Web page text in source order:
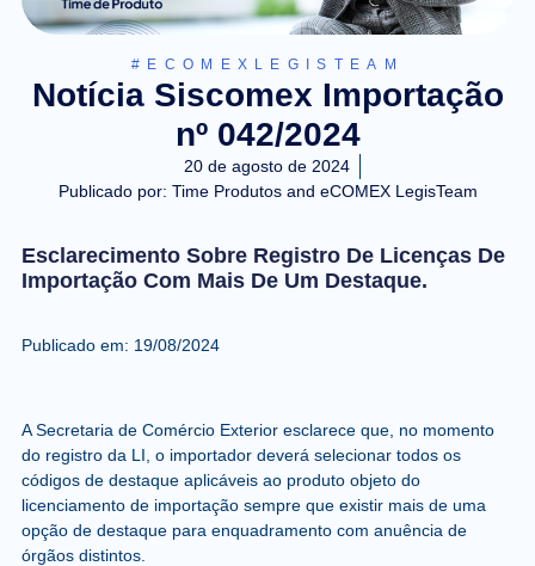
#ECOMEXLEGISTEAM
Notícia Siscomex Importação
nº 042/2024
20 de agosto de 2024
Publicado por: Time Produtos and eCOMEX LegisTeam
Esclarecimento Sobre Registro De Licenças De
Importação Com Mais De Um Destaque.
Publicado em: 19/08/2024
A Secretaria de Comércio Exterior esclarece que, no momento
do registro da LI, o importador deverá selecionar todos os
códigos de destaque aplicáveis ao produto objeto do
licenciamento de importação sempre que existir mais de uma
opção de destaque para enquadramento com anuência de
órgãos distintos.